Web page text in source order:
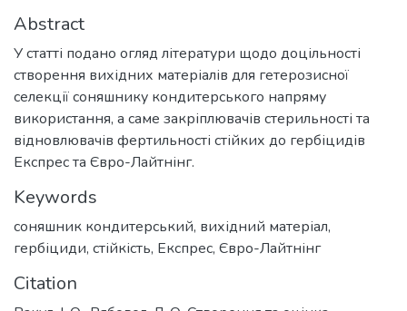
Abstract
У статті подано огляд літератури щодо доцільності
створення вихідних матеріалів для гетерозисної
селекції соняшнику кондитерського напряму
використання, а саме закріплювачів стерильності та
відновлювачів фертильності стійких до гербіцидів
Експрес та Євро-Лайтнінг.
Keywords
соняшник кондитерський, вихідний матеріал,
гербіциди, стійкість, Експрес, Євро-Лайтнінг
Citation